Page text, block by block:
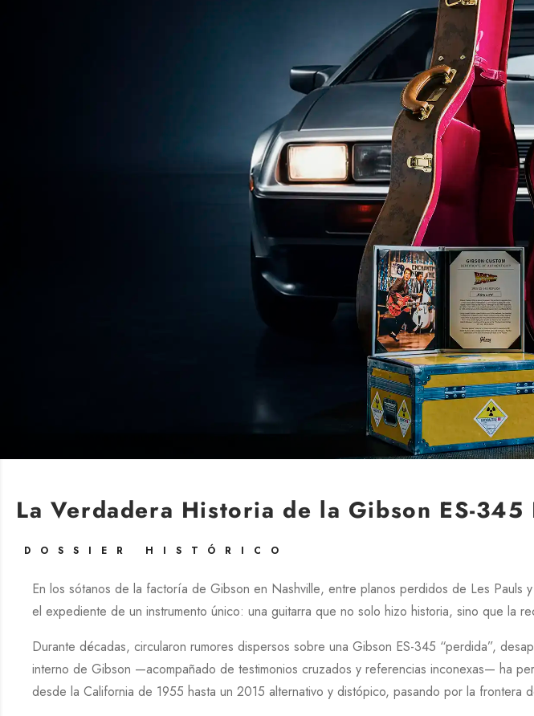
La Verdadera Historia de la Gibson ES-
DOSSIER HISTÓRICO
En los sótanos de la factoría de Gibson en Nashville, entre planos perdidos de Les Pauls y
el expediente de un instrumento único: una guitarra que no solo hizo historia, sino que la
Durante décadas, circularon rumores dispersos sobre una Gibson ES-345 “perdida”,
interno de Gibson —acompañado de testimonios cruzados y referencias inconexas— ha
desde la California de 1955 hasta un 2015 alternativo y distópico, pasando por la frontera